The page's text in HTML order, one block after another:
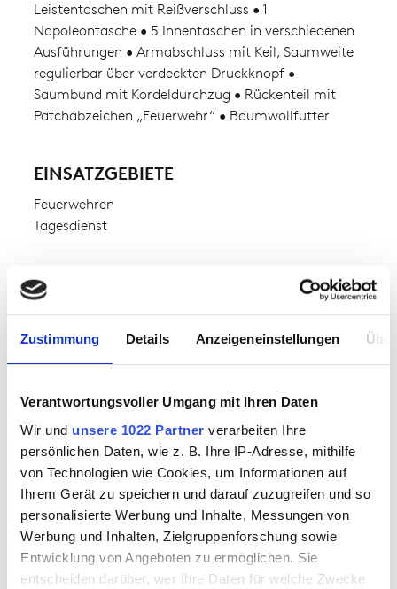
Zustimmung Details Anzeigeneinstellungen
Verantwortungsvoller Umgang mit Ihren Daten
Wir und unsere 1022 Partner verarbeiten Ihre
persönlichen Daten, wie z. B. Ihre IP-Adresse, mithilfe
von Technologien wie Cookies, um Informationen auf
Ihrem Gerät zu speichern und darauf zuzugreifen und so
personalisierte Werbung und Inhalte, Messungen von
Werbung und Inhalten, Zielgruppenforschung sowie
Entwicklung von Angeboten zu ermöglichen. Sie
entscheiden darüber, wer Ihre Daten für welche Zwecke
Leistentaschen mit Reißverschluss • 1
Napoleontasche • 5 Innentaschen in verschiedenen
Ausführungen • Armabschluss mit Keil, Saumweite
regulierbar über verdeckten Druckknopf •
Saumbund mit Kordeldurchzug • Rückenteil mit
Patchabzeichen „Feuerwehr“ • Baumwollfutter
EINSATZGEBIETE
Feuerwehren
Tagesdienst
VERFÜGBARKEIT
ab Lager verfügbar
MATERIAL
Nomex ® Antistatic
Oberstoff 1:60% Aramid,40% Viskose
MATERIALGEWICHT
ca. 260.00 g
DOWNLOAD